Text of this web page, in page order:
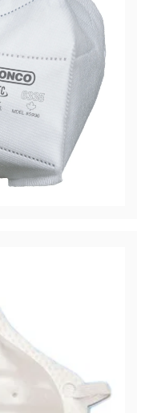
V
Respirador de